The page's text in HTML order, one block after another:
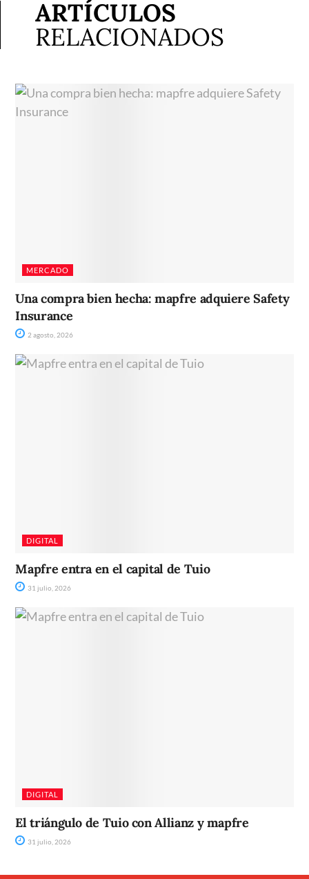
ARTÍCULOS
RELACIONADOS
MERCADO
Una compra bien hecha: mapfre adquiere Safety
Insurance
2 agosto, 2026
DIGITAL
Mapfre entra en el capital de Tuio
31 julio, 2026
DIGITAL
El triángulo de Tuio con Allianz y mapfre
31 julio, 2026